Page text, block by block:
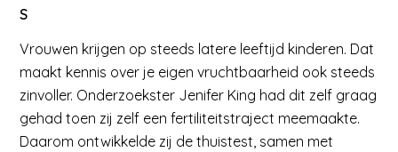
S
Vrouwen krijgen op steeds latere leeftijd kinderen. Dat
maakt kennis over je eigen vruchtbaarheid ook steeds
zinvoller. Onderzoekster Jenifer King had dit zelf graag
gehad toen zij zelf een fertiliteitstraject meemaakte.
Daarom ontwikkelde zij de thuistest, samen met